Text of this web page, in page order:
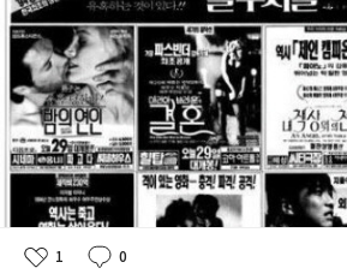
좋
1
댓
0
작